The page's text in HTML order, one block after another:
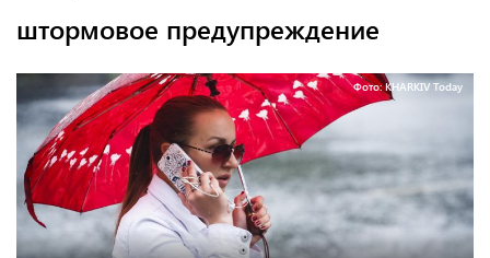
штормовое предупреждение
Фото: KHARKIV Today